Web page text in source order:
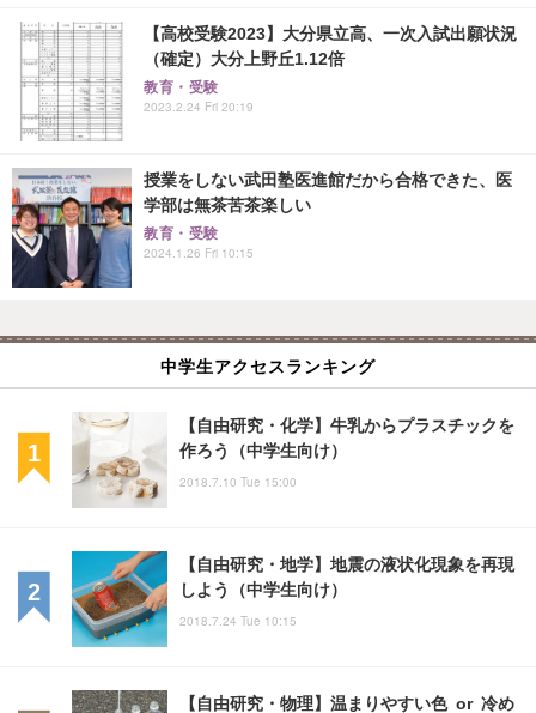
【高校受験2023】大分県立高、一次入試出願状況
（確定）大分上野丘1.12倍
教育・受験
2023.2.24 Fri 20:19
授業をしない武田塾医進館だから合格できた、医
学部は無茶苦茶楽しい
教育・受験
2024.1.26 Fri 10:15
中学生アクセスランキング
【自由研究・化学】牛乳からプラスチックを
作ろう（中学生向け）
2018.7.10 Tue 15:00
【自由研究・地学】地震の液状化現象を再現
しよう（中学生向け）
2018.7.24 Tue 10:15
【自由研究・物理】温まりやすい色 or 冷め